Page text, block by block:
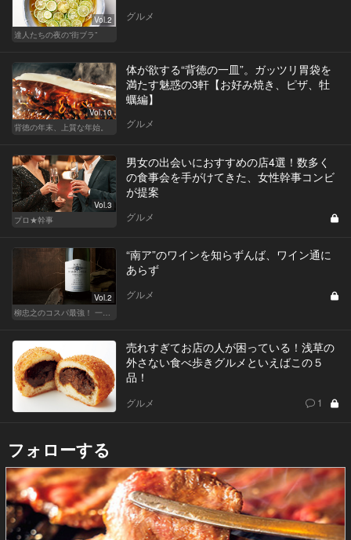
Vol.2
達人たちの夜の“街ブラ”
グルメ
Vol.10
背徳の年末、上質な年始。
体が欲する“背徳の一皿”。ガッツリ胃袋を
満たす魅惑の3軒【お好み焼き、ピザ、牡
蠣編】
グルメ
Vol.3
プロ★幹事
男女の出会いにおすすめの店4選！数多く
の食事会を手がけてきた、女性幹事コンビ
が提案
グルメ
Vol.2
“南ア”のワインを知らずんば、ワイン通に
あらず
グルメ
売れすぎてお店の人が困っている！浅草の
外さない食べ歩きグルメといえばこの５
品！
グルメ 1
フォローする